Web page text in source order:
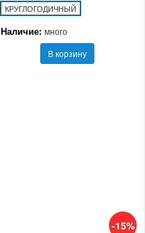
КРУГЛОГОДИЧНЫЙ
Наличие: много
В корзину
-15%